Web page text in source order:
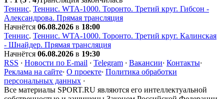
Теннис. Теннис. WTA-1000. Торонто. Третий круг. Гибсон -
Александрова. Прямая трансляция
Начнётся 06.08.2026 в 18:00
Теннис. Теннис. WTA-1000. Торонто. Третий круг. Калинская
- Шнайдер. Прямая трансляция
Начнётся 06.08.2026 в 19:30
RSS · Новости по E-mail · Telegram · Вакансии· Контакты·
Реклама на сайте· О проекте· Политика обработки
персональных данных ·
Все материалы SPORT.RU являются его интеллектуальной